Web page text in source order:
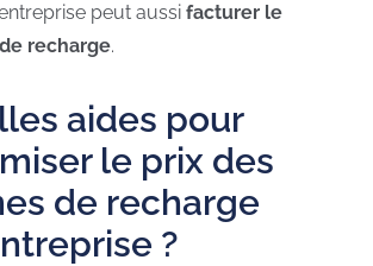
peut aussi facturer le
recharge.
aides pour
le prix des
de recharge
?